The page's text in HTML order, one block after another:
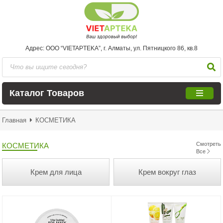
Адрес: ООО “VIETAPTEKA”, г. Алматы, ул. Пятницкого 86, кв.8
Каталог Товаров
Главная КОСМЕТИКА
КОСМЕТИКА
Смотреть
Все
Крем для лица Крем вокруг глаз
От прыщей